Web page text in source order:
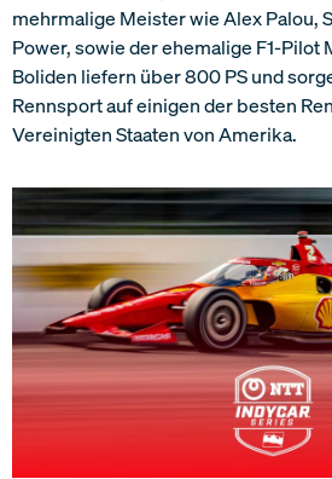
mehrmalige Meister wie Alex Palou,
Power, sowie der ehemalige F1-Pilot
Boliden liefern über 800 PS und
Rennsport auf einigen der besten
Vereinigten Staaten von Amerika.